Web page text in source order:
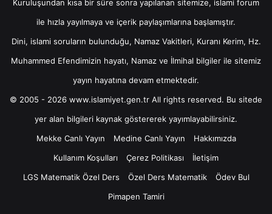
Kuruluşundan kısa bir süre sonra yapılanan sitemize, islami forum
ile hızla yayılmaya ve içerik paylaşımlarına başlamıştır.
Dini, islami soruların bulunduğu, Namaz Vakitleri, Kuranı Kerim, Hz.
Muhammed Efendimizin hayatı, Namaz ve İlmihal bilgiler ile sitemiz
yayın hayatına devam etmektedir.
© 2005 - 2026 www.islamiyet.gen.tr All rights reserved. Bu sitede
yer alan bilgileri kaynak göstererek yayımlayabilirsiniz.
Mekke Canlı Yayın
Medine Canlı Yayın
Hakkımızda
Kullanım Koşulları
Çerez Politikası
İletişim
LGS Matematik Özel Ders
Özel Ders Matematik
Ödev Bul
Pimapen Tamiri